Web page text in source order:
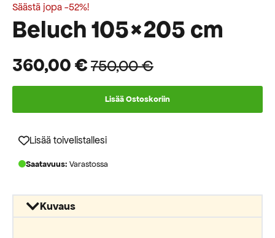
Säästä jopa -52%!
Beluch 105×205 cm
750,00€
Alkuperäinen
oli:
750,00 €.
360,00€
Nykyinen
on:
360,00 €.
Lisää Ostoskoriin
Lisää toivelistallesi
Saatavuus: Varastossa
Kuvaus